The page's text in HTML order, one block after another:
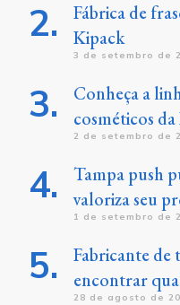
Fábrica de
Kipack
3 de setembro de
Conheça a
cosméticos
2 de setembro de
Tampa push
valoriza seu
1 de setembro de
Fabricante de
encontrar
28 de agosto de